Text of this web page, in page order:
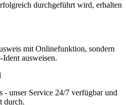
durchgeführt wird, erhalten
mit Onlinefunktion, sondern
ausweisen.
- unser Service 24/7 verfügbar und
durch.